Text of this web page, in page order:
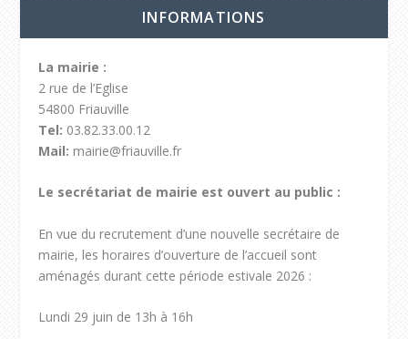
INFORMATIONS
La mairie :
2 rue de l’Eglise
54800 Friauville
Tel: 03.82.33.00.12
Mail: mairie@friauville.fr
Le secrétariat de mairie est ouvert au public :
En vue du recrutement d’une nouvelle secrétaire de
mairie, les horaires d’ouverture de l’accueil sont
aménagés durant cette période estivale 2026 :
Lundi 29 juin de 13h à 16h